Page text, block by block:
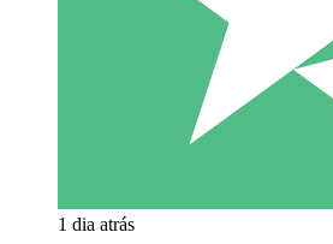
1 dia atrás